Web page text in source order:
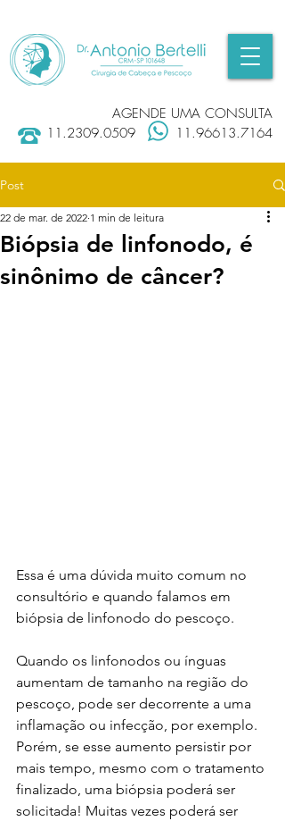
AGENDE UMA CONSULTA
11.2309.0509
11.96613.7164
Post
Biópsia de linfonodo, é
sinônimo de câncer?
22 de mar. de 2022 1 min de leitura
Essa é uma dúvida muito comum no
consultório e quando falamos em
biópsia de linfonodo do pescoço.
Quando os linfonodos ou ínguas
aumentam de tamanho na região do
pescoço, pode ser decorrente a uma
inflamação ou infecção, por exemplo.
Porém, se esse aumento persistir por
mais tempo, mesmo com o tratamento
finalizado, uma biópsia poderá ser
solicitada! Muitas vezes poderá ser